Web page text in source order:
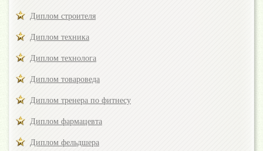
Диплом строителя
Диплом техника
Диплом технолога
Диплом товароведа
Диплом тренера по фитнесу
Диплом фармацевта
Диплом фельдшера